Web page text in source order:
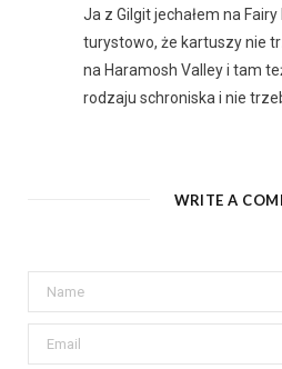
Ja z Gilgit jechałem na
turystowo, że kartuszy nie
na Haramosh Valley i tam
rodzaju schroniska i nie
WRITE A